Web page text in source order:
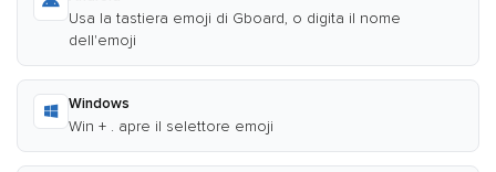
Usa la tastiera emoji di Gboard, o digita il nome
dell'emoji
Windows
Win + . apre il selettore emoji